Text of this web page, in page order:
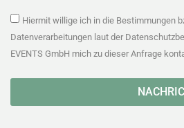
Hiermit willige ich in die Bestimmungen
Datenverarbeitungen laut der
EVENTS GmbH mich zu dieser Anfrage